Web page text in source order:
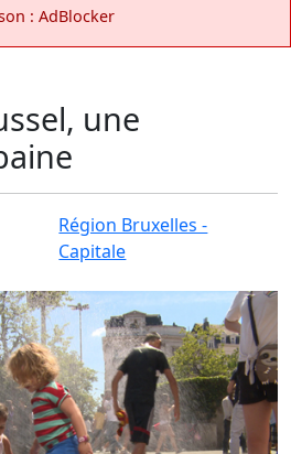
: AdBlocker
une
Région Bruxelles -
Capitale